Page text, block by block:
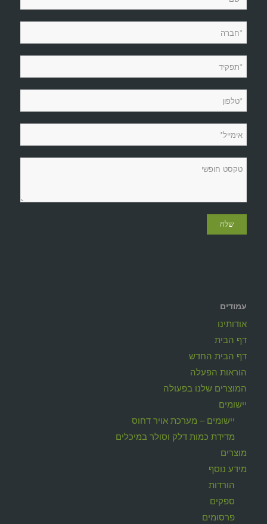
עמודים
אודותינו
דף הבית
דף הבית החדש
הוראות הפעלה
המוצרים שלנו בפעולה
יישומים
יישומים – מערכת אויר דחוס
מדידת כמות דלק וסולר במיכלים
מוצרים
מידע נוסף
הורדות
ספקים
פרסומים